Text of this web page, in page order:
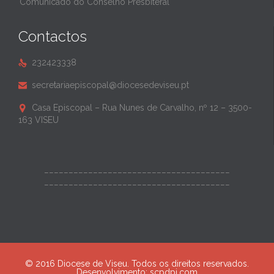
Contactos
 232423338
 secretariaepiscopal@diocesedeviseu.pt

Casa Episcopal – Rua Nunes de Carvalho, nº 12 – 3500-
163 VISEU
© 2016 Diocese de Viseu. Todos os direitos reservados.